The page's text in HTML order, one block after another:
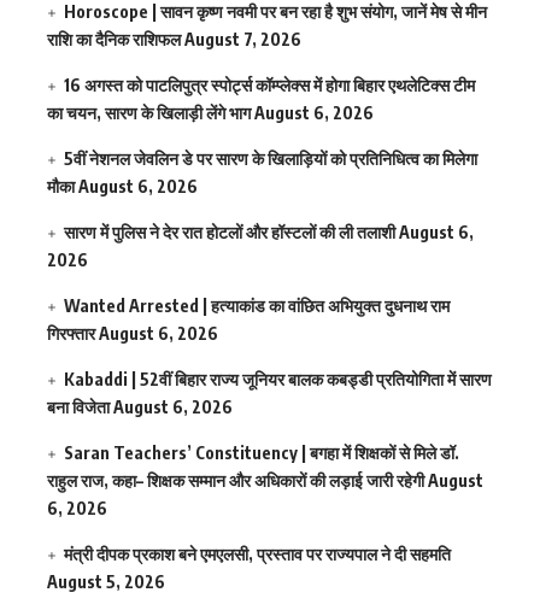
Horoscope | सावन कृष्ण नवमी पर बन रहा है शुभ संयोग, जानें मेष से मीन
राशि का दैनिक राशिफलAugust 7, 2026
16 अगस्त को पाटलिपुत्र स्पोर्ट्स कॉम्प्लेक्स में होगा बिहार एथलेटिक्स टीम
का चयन, सारण के खिलाड़ी लेंगे भागAugust 6, 2026
5वीं नेशनल जेवलिन डे पर सारण के खिलाड़ियों को प्रतिनिधित्व का मिलेगा
मौकाAugust 6, 2026
सारण में पुलिस ने देर रात होटलों और हॉस्टलों की ली तलाशीAugust 6,
2026
Wanted Arrested | हत्याकांड का वांछित अभियुक्त दुधनाथ राम
गिरफ्तारAugust 6, 2026
Kabaddi | 52वीं बिहार राज्य जूनियर बालक कबड्डी प्रतियोगिता में सारण
बना विजेताAugust 6, 2026
Saran Teachers’ Constituency | बगहा में शिक्षकों से मिले डॉ.
राहुल राज, कहा– शिक्षक सम्मान और अधिकारों की लड़ाई जारी रहेगीAugust
6, 2026
मंत्री दीपक प्रकाश बने एमएलसी, प्रस्ताव पर राज्यपाल ने दी सहमति
August 5, 2026